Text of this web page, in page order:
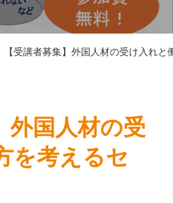
【受講者募集】外国人材の受け入れ
外国人材の受
を考えるセ